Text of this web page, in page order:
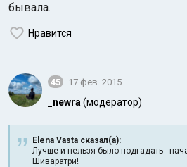
бывала.
Нравится
45 17 фев. 2015
_newra (модератор)
Elena Vasta сказал(а):
Лучше и нельзя было подгадать -
Шиваратри!